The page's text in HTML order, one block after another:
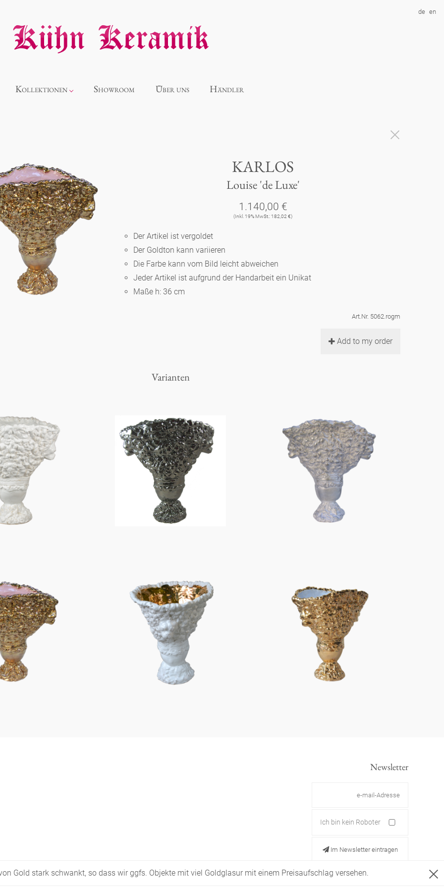
de en
Kollektionen
Panthéon
Souvenir
Berlin
Slumberland
Unpraktisch
Figuren
Berliner Duft
Einzelstücke
Showroom Über uns Händler
KARLOS
Louise 'de Luxe'
1.140,00 €
(Inkl. 19% MwSt.: 182,02 €)
Der Artikel ist vergoldet
Der Goldton kann variieren
Die Farbe kann vom Bild leicht abweichen
Jeder Artikel ist aufgrund der Handarbeit ein Unikat
Maße h: 36 cm
Art.Nr. 5062.rogm
Add to my order
Varianten
Newsletter
Ich bin kein Roboter
Im Newsletter eintragen
Gold stark schwankt, so dass wir ggfs. Objekte mit viel Goldglasur mit einem Preisaufschlag versehen.